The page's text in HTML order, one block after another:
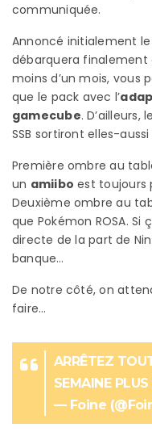
communiquée.
Annoncé initialement
débarquera finalement
moins d’un mois, vous
que le pack avec l’
gamecube.
SSB sortiront elles-
Première ombre au
un amiibo est toujours
Deuxième ombre au
que Pokémon ROSA.
directe de la part de
banque…
De notre côté, on
faire…
ARRÊTEZ
SEMAINE
— Foine